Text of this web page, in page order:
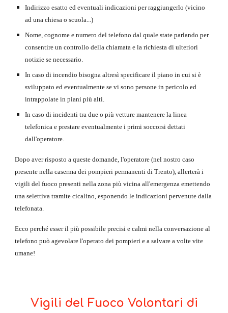
Indirizzo esatto ed eventuali indicazioni per raggiungerlo (vicino
ad una chiesa o scuola...)
Nome, cognome e numero del telefono dal quale state parlando per
consentire un controllo della chiamata e la richiesta di ulteriori
notizie se necessario.
In caso di incendio bisogna altresì specificare il piano in cui si è
sviluppato ed eventualmente se vi sono persone in pericolo ed
intrappolate in piani più alti.
In caso di incidenti tra due o più vetture mantenere la linea
telefonica e prestare eventualmente i primi soccorsi dettati
dall'operatore.
Dopo aver risposto a queste domande, l'operatore (nel nostro caso
presente nella caserma dei pompieri permanenti di Trento), allerterà i
vigili del fuoco presenti nella zona più vicina all'emergenza emettendo
una selettiva tramite cicalino, esponendo le indicazioni pervenute dalla
telefonata.
Ecco perché esser il più possibile precisi e calmi nella conversazione al
telefono può agevolare l'operato dei pompieri e a salvare a volte vite
umane!
Vigili del Fuoco Volontari di